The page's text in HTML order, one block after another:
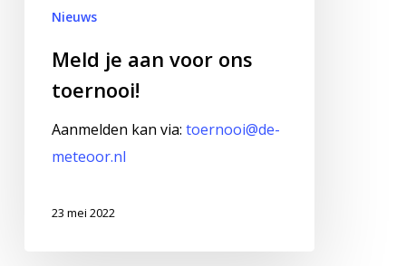
Nieuws
Meld je aan voor ons
toernooi!
Aanmelden kan via: toernooi@de-
meteoor.nl
23 mei 2022